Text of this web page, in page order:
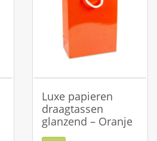
Luxe papieren
draagtassen
glanzend – Oranje